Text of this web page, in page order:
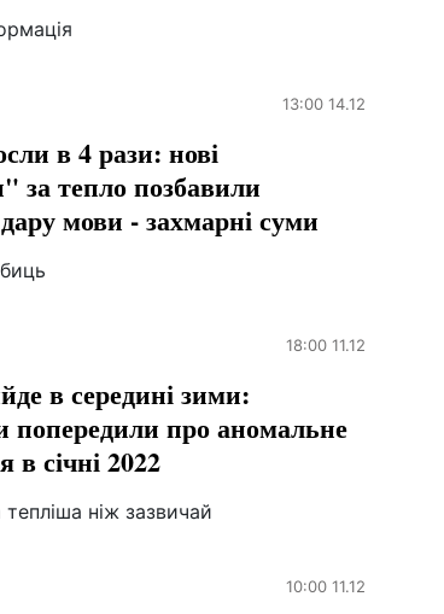
13:00 14.12
в 4 рази: нові
за тепло позбавили
мови - захмарні суми
18:00 11.12
в середині зими:
попередили про аномальне
в січні 2022
ніж зазвичай
10:00 11.12